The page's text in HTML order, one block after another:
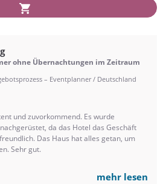
ohne Übernachtungen im Zeitraum
– Eventplanner / Deutschland
und zuvorkommend. Es wurde
da das Hotel das Geschäft
Das Haus hat alles getan, um
Sehr gut.
mehr lesen